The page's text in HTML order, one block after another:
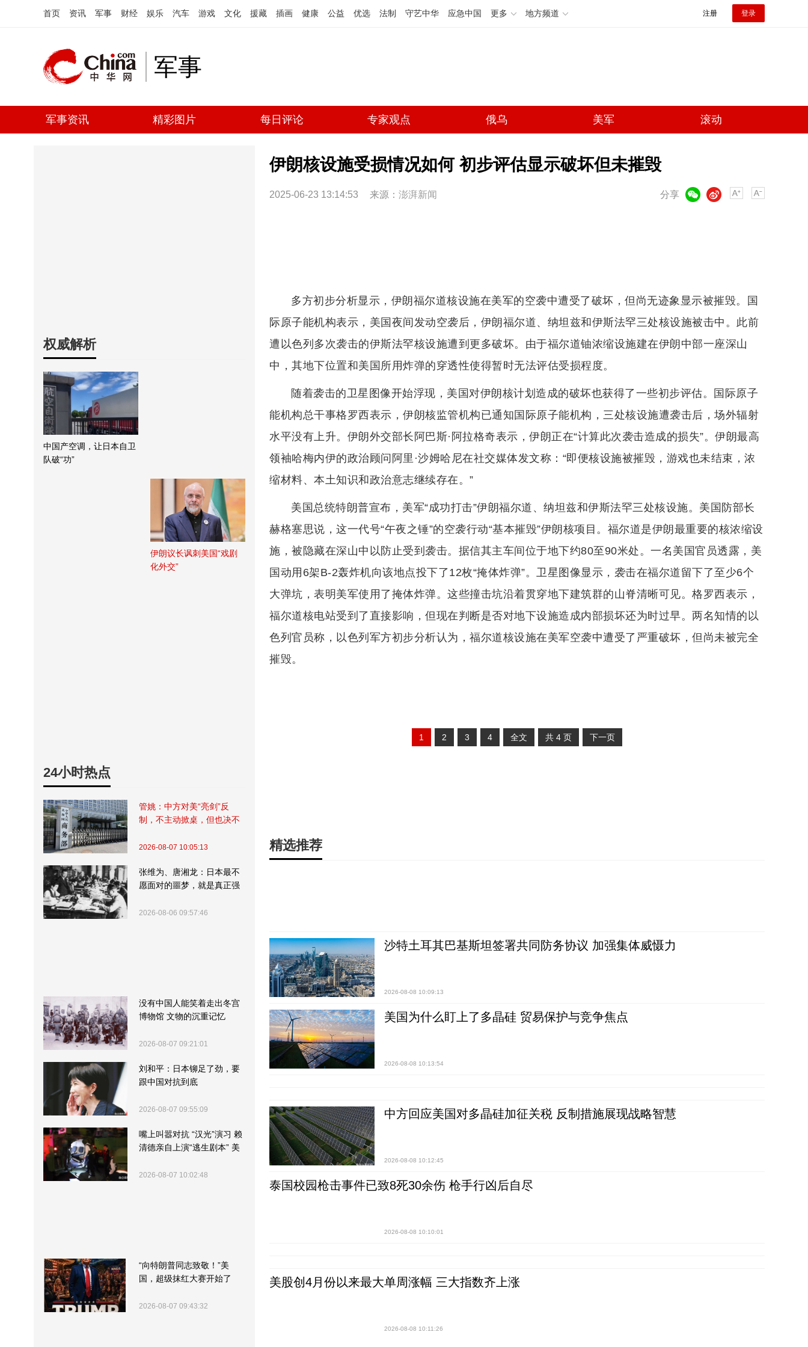
首页 资讯 军事 财经 娱乐 汽车 游戏 文化 援藏 插画 健康 公益 优选 法制 守艺中华 应急中国 更多 地方频道 注册 登录
军事
军事资讯 精彩图片 每日评论 专家观点 俄乌 美军 滚动
权威解析
中国产空调，让日本自卫
队破“功”
伊朗议长讽刺美国“戏剧
化外交”
24小时热点
管姚：中方对美“亮剑”反
制，不主动掀桌，但也决不
2026-08-07 10:05:13
张维为、唐湘龙：日本最不
愿面对的噩梦，就是真正强
2026-08-06 09:57:46
没有中国人能笑着走出冬宫
博物馆 文物的沉重记忆
2026-08-07 09:21:01
刘和平：日本铆足了劲，要
跟中国对抗到底
2026-08-07 09:55:09
嘴上叫嚣对抗 “汉光”演习 赖
清德亲自上演“逃生剧本” 美
2026-08-07 10:02:48
“向特朗普同志致敬！”美
国，超级抹红大赛开始了
2026-08-07 09:43:32
伊朗核设施受损情况如何 初步评估显示破坏但未摧毁
2025-06-23 13:14:53 来源： 澎湃新闻 分享
微博
多方初步分析显示，伊朗福尔道核设施在美军的空袭中遭受了破坏，但尚无迹象显示被摧毁。国
际原子能机构表示，美国夜间发动空袭后，伊朗福尔道、纳坦兹和伊斯法罕三处核设施被击中。此前
遭以色列多次袭击的伊斯法罕核设施遭到更多破坏。由于福尔道铀浓缩设施建在伊朗中部一座深山
中，其地下位置和美国所用炸弹的穿透性使得暂时无法评估受损程度。
随着袭击的卫星图像开始浮现，美国对伊朗核计划造成的破坏也获得了一些初步评估。国际原子
能机构总干事格罗西表示，伊朗核监管机构已通知国际原子能机构，三处核设施遭袭击后，场外辐射
水平没有上升。伊朗外交部长阿巴斯·阿拉格奇表示，伊朗正在“计算此次袭击造成的损失”。伊朗最高
领袖哈梅内伊的政治顾问阿里·沙姆哈尼在社交媒体发文称：“即便核设施被摧毁，游戏也未结束，浓
缩材料、本土知识和政治意志继续存在。”
美国总统特朗普宣布，美军“成功打击”伊朗福尔道、纳坦兹和伊斯法罕三处核设施。美国防部长
赫格塞思说，这一代号“午夜之锤”的空袭行动“基本摧毁”伊朗核项目。福尔道是伊朗最重要的核浓缩设
施，被隐藏在深山中以防止受到袭击。据信其主车间位于地下约80至90米处。一名美国官员透露，美
国动用6架B-2轰炸机向该地点投下了12枚“掩体炸弹”。卫星图像显示，袭击在福尔道留下了至少6个
大弹坑，表明美军使用了掩体炸弹。这些撞击坑沿着贯穿地下建筑群的山脊清晰可见。格罗西表示，
福尔道核电站受到了直接影响，但现在判断是否对地下设施造成内部损坏还为时过早。两名知情的以
色列官员称，以色列军方初步分析认为，福尔道核设施在美军空袭中遭受了严重破坏，但尚未被完全
摧毁。
1 2 3 4 全文 共 4 页 下一页
精选推荐
沙特土耳其巴基斯坦签署共同防务协议 加强集体威慑力
2026-08-08 10:09:13
美国为什么盯上了多晶硅 贸易保护与竞争焦点
2026-08-08 10:13:54
中方回应美国对多晶硅加征关税 反制措施展现战略智慧
2026-08-08 10:12:45
泰国校园枪击事件已致8死30余伤 枪手行凶后自尽
2026-08-08 10:10:01
美股创4月份以来最大单周涨幅 三大指数齐上涨
2026-08-08 10:11:26